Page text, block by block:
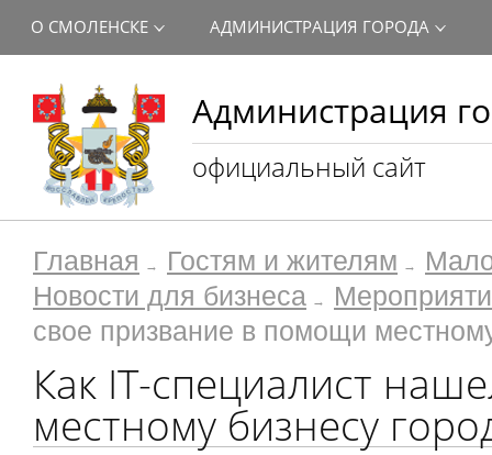
Администрация
официальный сайт
О СМОЛЕНСКЕ АДМИНИСТРАЦИЯ ГОРОДА
Главная Гостям и жителям
Новости для бизнеса
свое призвание в помощи
Как IT-специалист
местному бизнесу